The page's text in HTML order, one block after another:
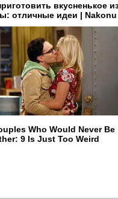
вкусненькое
отличные идеи | Nakonu
Who Would Never Be
9 Is Just Too Weird